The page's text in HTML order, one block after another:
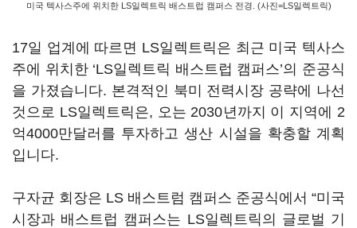
미국 텍사스주에 위치한 LS일렉트릭 배스트럽 캠퍼스 전경. (사진=LS일렉트릭)
17일 업계에 따르면 LS일렉트릭은 최근 미국 텍사스
주에 위치한 ‘LS일렉트릭 배스트럽 캠퍼스’의 준공식
을 가졌습니다. 본격적인 북미 전력시장 공략에 나선
것으로 LS일렉트릭은, 오는 2030년까지 이 지역에 2
억4000만달러를 투자하고 생산 시설을 확충할 계획
입니다.
구자균 회장은 LS 배스트럼 캠퍼스 준공식에서 “미국
시장과 배스트럽 캠퍼스는 LS일렉트릭의 글로벌 기